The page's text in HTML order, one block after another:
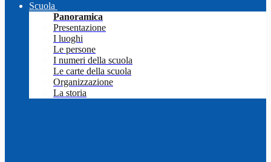
Scuola
Panoramica
Presentazione
I luoghi
Le persone
I numeri della scuola
Le carte della scuola
Organizzazione
La storia